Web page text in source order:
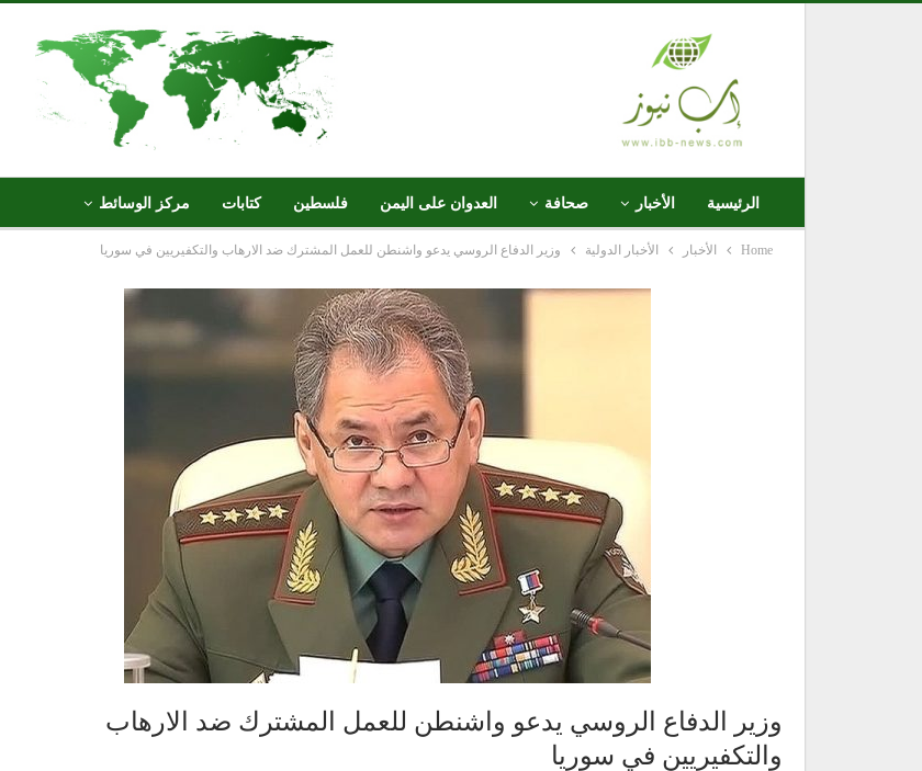
الرئيسية الأخبار صحافة العدوان على اليمن فلسطين كتابات مركز الوسائط
Home الأخبار الأخبار الدولية وزير الدفاع الروسي يدعو واشنطن للعمل المشترك ضد الارهاب والتكفيريين في سوريا
وزير الدفاع الروسي يدعو واشنطن للعمل المشترك ضد الارهاب
والتكفيريين في سوريا